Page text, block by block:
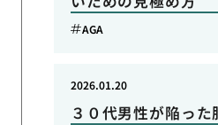
AGA
３０代男性が陥っ
2026.01.20